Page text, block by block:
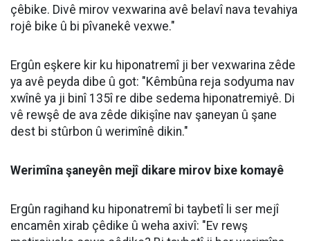
Dr. Mûhemmed Emîn Ergûn: Di mehên
havînê de vexwarina bêzanistî ya avê
dikare bibe sedema pirsgirêkên
tenduristiyê yên giran
Mütaxassisê Nexweşiyên Hindirrî (Daxilî) Dr.
nezanistî ya avê di demên havînê de dibe ku rê li ber
pirsgirêkên mezin ên tenduristiyê veke.